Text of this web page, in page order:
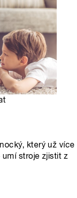
který už více
stroje zjistit z